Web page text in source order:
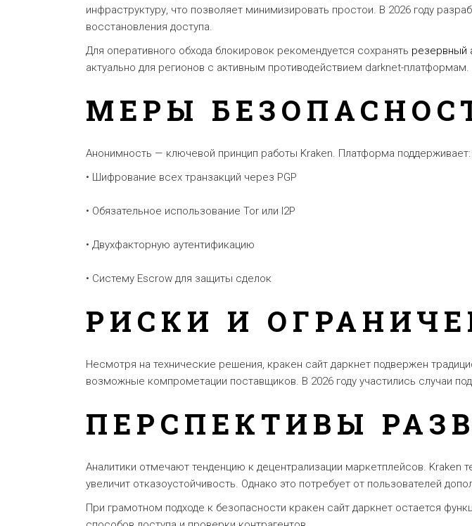
инфраструктуру, что позволяет минимизировать простои. В 2026 году
восстановления доступа.
Для оперативного обхода блокировок рекомендуется сохранять резервный
актуально для регионов с активным противодействием darknet-платформам.
МЕРЫ
Анонимность — ключевой принцип работы Kraken. Платформа поддерживает:
• Шифрование всех транзакций через PGP
• Обязательное использование Tor или I2P
• Двухфакторную аутентификацию
• Систему Escrow для защиты сделок
РИСКИ И
Несмотря на технические решения, кракен сайт даркнет подвержен
возможные компрометации поставщиков. В 2026 году участились случаи
ПЕРСПЕКТИВЫ
Аналитики отмечают тенденцию к децентрализации маркетплейсов. Kraken
увеличит отказоустойчивость. Однако это потребует от пользователей
При грамотном подходе к безопасности кракен сайт даркнет остается